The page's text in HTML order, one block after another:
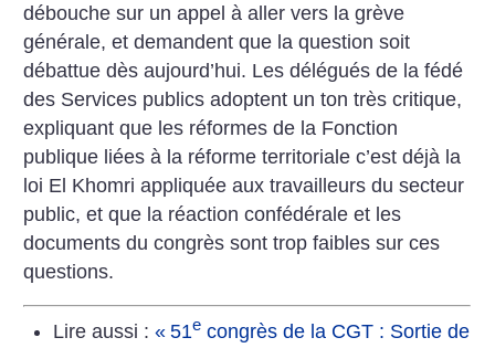
débouche sur un appel à aller vers la grève
générale, et demandent que la question soit
débattue dès aujourd’hui. Les délégués de la fédé
des Services publics adoptent un ton très critique,
expliquant que les réformes de la Fonction
publique liées à la réforme territoriale c’est déjà la
loi El Khomri appliquée aux travailleurs du secteur
public, et que la réaction confédérale et les
documents du congrès sont trop faibles sur ces
questions.
Lire aussi : « 51econgrès de la CGT : Sortie de